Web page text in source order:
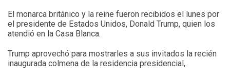
El monarca británico y la reine fueron recibidos el lunes por
el presidente de Estados Unidos, Donald Trump, quien los
atendió en la Casa Blanca.
Trump aprovechó para mostrarles a sus invitados la recién
inaugurada colmena de la residencia presidencial,.